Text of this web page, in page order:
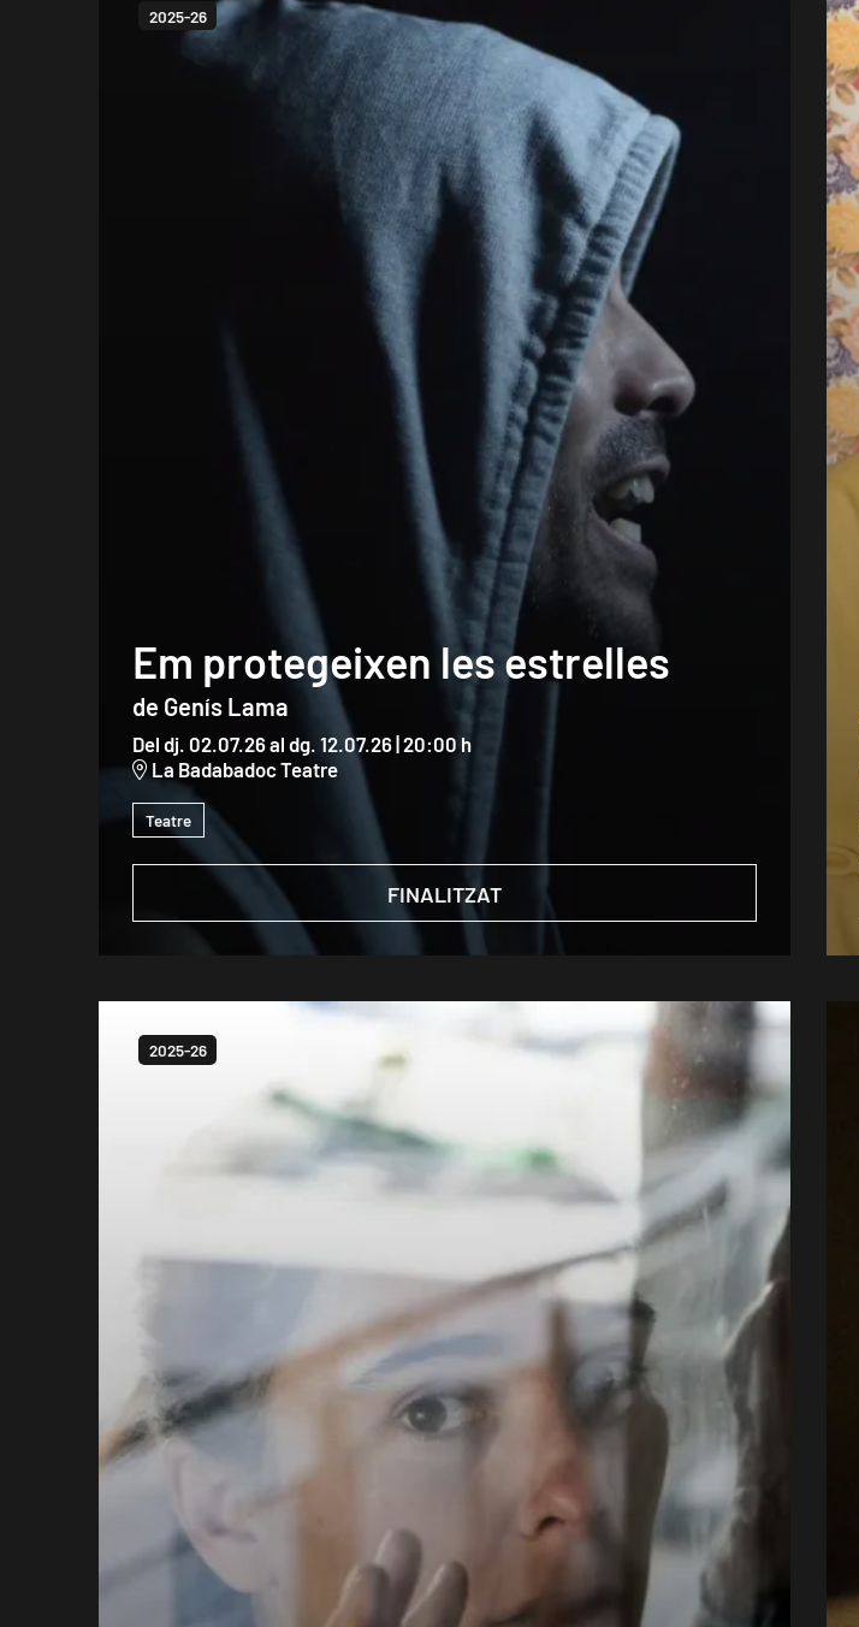
FINALITZAT
2025-26
Em protegeixen les estrelles
de Genís Lama
Del dj. 02.07.26al dg. 12.07.26|20:00 h
La Badabadoc Teatre
Teatre
2025-26